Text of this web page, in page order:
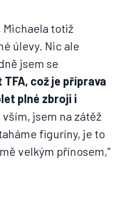
Michaela totiž
úlevy. Nic ale
jsem se
což je příprava
plné zbroji i
vším, jsem na zátěž
figuríny, je to
velkým přínosem,“